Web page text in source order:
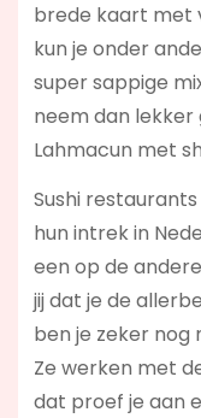
brede kaart met
kun je onder
super sappige
neem dan lekker
Lahmacun met
Sushi
hun intrek in
een op de
jij dat je de
ben je zeker nog
Ze werken met
dat proef je aan